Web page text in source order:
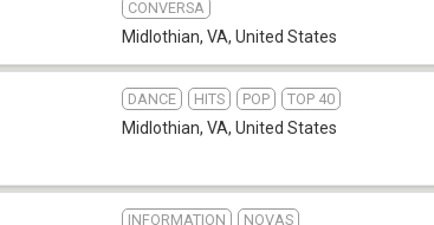
CONVERSA
Midlothian, VA, United States
DANCE HITS POP TOP 40
Midlothian, VA, United States
INFORMATION NOVAS